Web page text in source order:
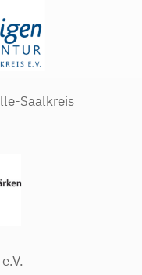
Saalkreis